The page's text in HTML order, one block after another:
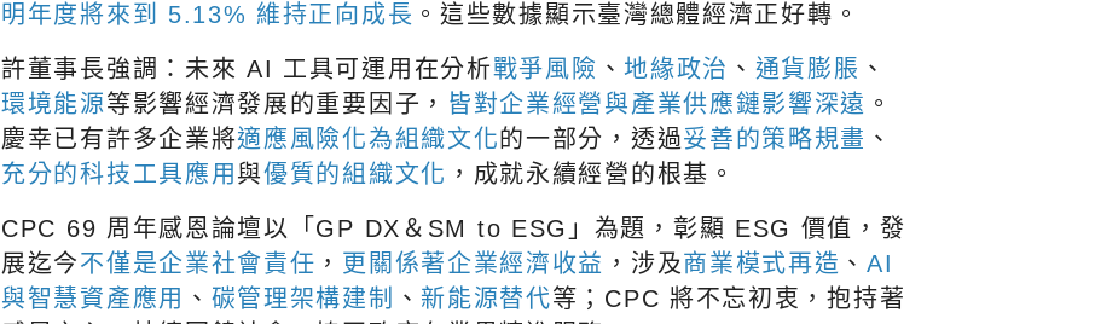
明年度將來到 5.13% 維持正向成長 。這些數據顯示臺灣總體經濟正好轉。
許董事長強調：未來 AI 工具可運用在分析戰爭風險 、地緣政治 、 通貨膨脹 、
環境能源等影響經濟發展的重要因子， 皆對企業經營與產業供應鏈影響深遠 。
慶幸已有許多企業將適應風險化為組織文化的一部分，透過妥善的策略規畫 、
充分的科技工具應用 與優質的組織文化 ，成就永續經營的根基。
CPC 69 周年感恩論壇以「GP DX＆SM to ESG」為題，彰顯 ESG 價值，發
展迄今不僅是企業社會責任 ， 更關係著企業經濟收益 ，涉及商業模式再造 、AI
與智慧資產應用 、 碳管理架構建制 、 新能源替代等；CPC 將不忘初衷，抱持著